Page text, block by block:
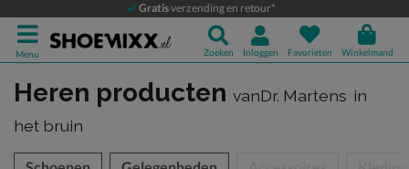
Gratisverzending en retour*
Menu Zoeken Inloggen Favorieten Winkelmand
Heren producten vanDr. Martens in
het bruin